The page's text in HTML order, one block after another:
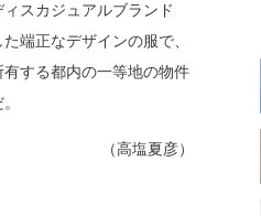
スカジュアルブランド
端正なデザインの服で、
する都内の一等地の物件
（高塩夏彦）